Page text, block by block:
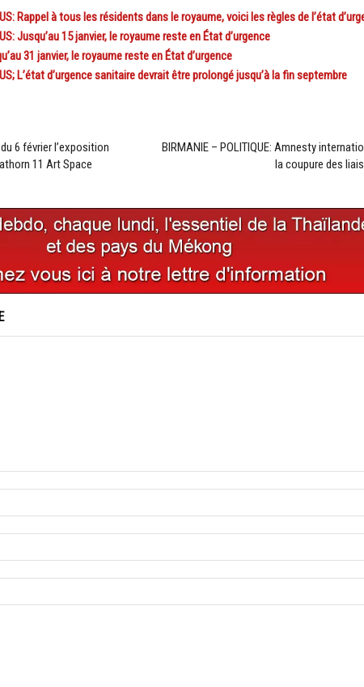
Rappel à tous les résidents dans le royaume, voici les règles de l’état
Jusqu’au 15 janvier, le royaume reste en État d’urgence
31 janvier, le royaume reste en État d’urgence
L’état d’urgence sanitaire devrait être prolongé jusqu’à la fin septembre
6 février l’exposition
11 Art Space
BIRMANIE – POLITIQUE: Amnesty
la coupure des